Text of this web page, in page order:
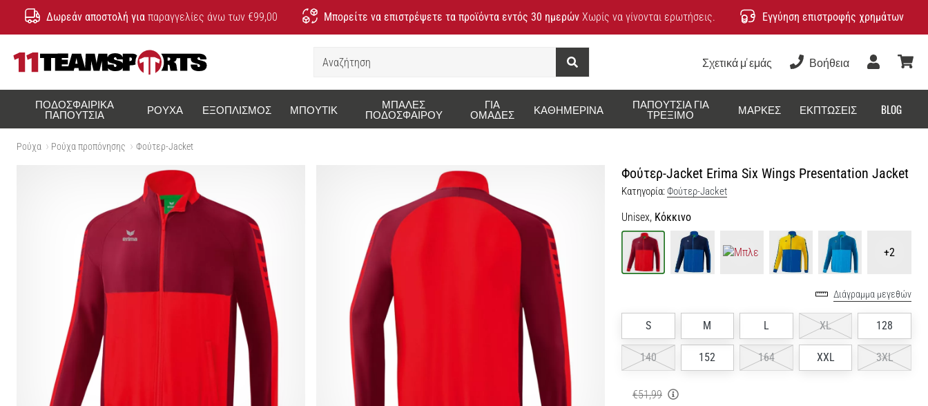
Δωρεάν αποστολή για παραγγελίες άνω των €99,00 Μπορείτε να επιστρέψετε τα προϊόντα εντός 30 ημερών Χωρίς να γίνονται ερωτήσεις. Εγγύηση επιστροφής χρημάτων
Αναζήτηση
Σχετικά μ' εμάς Βοήθεια
Χρήστης
ΠΟΔΟΣΦΑΙΡΙΚΆ
ΠΑΠΟΎΤΣΙΑ ΡΟΎΧΑ ΕΞΟΠΛΙΣΜΌΣ ΜΠΟΥΤΊΚ ΜΠΆΛΕΣ
ΠΟΔΟΣΦΑΊΡΟΥ
ΓΙΑ
ΟΜΆΔΕΣ ΚΑΘΗΜΕΡΙΝΆ ΠΑΠΟΎΤΣΙΑ ΓΙΑ
ΤΡΈΞΙΜΟ ΜΆΡΚΕΣ ΕΚΠΤΏΣΕΙΣ BLOG
Ρούχα Ρούχα προπόνησης Φούτερ-Jacket
Φούτερ-Jacket Erima Six Wings Presentation Jacket
Κατηγορία:Φούτερ-Jacket
Unisex, Κόκκινο
+2
Διάγραμμα μεγεθών
S M L XL 128
140 152 164 XXL 3XL
€51,99